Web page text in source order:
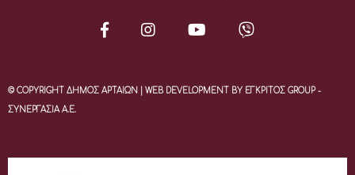
© COPYRIGHT ΔΗΜΟΣ ΑΡΤΑΙΩΝ | WEB DEVELOPMENT BY ΕΓΚΡΙΤΟΣ GROUP -
ΣΥΝΕΡΓΑΣΙΑ Α.Ε.